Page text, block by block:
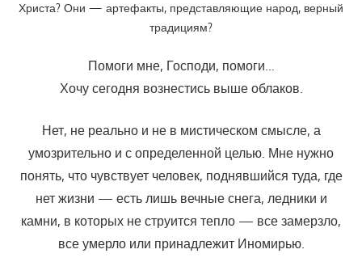
Христа? Они — артефакты, представляющие народ, верный
традициям?
Помоги мне, Господи, помоги…
Хочу сегодня вознестись выше облаков.
Нет, не реально и не в мистическом смысле, а
умозрительно и с определенной целью. Мне нужно
понять, что чувствует человек, поднявшийся туда, где
нет жизни — есть лишь вечные снега, ледники и
камни, в которых не струится тепло — все замерзло,
все умерло или принадлежит Иномирью.